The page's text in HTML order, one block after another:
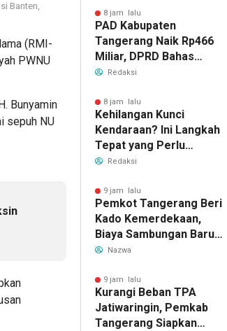
Banten,
(RMI-
PWNU
Bunyamin
sepuh NU
8 jam lalu
PAD Kabupaten
Tangerang Naik Rp466
Miliar, DPRD Bahas
Perubahan KUA-PPAS
Redaksi
8 jam lalu
Kehilangan Kunci
Kendaraan? Ini Langkah
Tepat yang Perlu
Dilakukan
Redaksi
9 jam lalu
Pemkot Tangerang Beri
Kado Kemerdekaan,
Biaya Sambungan Baru
Air Bersih Dipangkas
Nazwa
9 jam lalu
Kurangi Beban TPA
Jatiwaringin, Pemkab
Tangerang Siapkan